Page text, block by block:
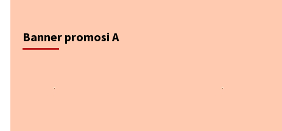
Banner promosi A